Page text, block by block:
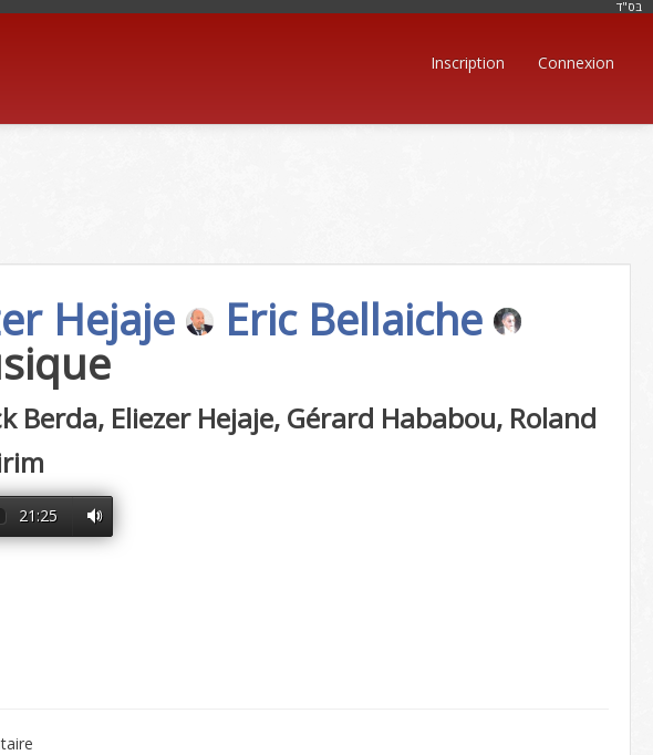
בּס"ד
Inscription Connexion
Hejaje Eric Bellaiche
Berda, Eliezer Hejaje, Gérard Hababou, Roland
21:25